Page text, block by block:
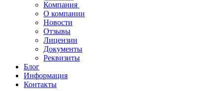
Компания
О компании
Новости
Отзывы
Лицензии
Документы
Реквизиты
Блог
Информация
Контакты